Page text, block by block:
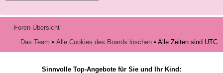
Foren-Übersicht
Das Team • Alle Cookies des Boards löschen • Alle Zeiten sind UTC
Sinnvolle Top-Angebote für Sie und Ihr Kind: